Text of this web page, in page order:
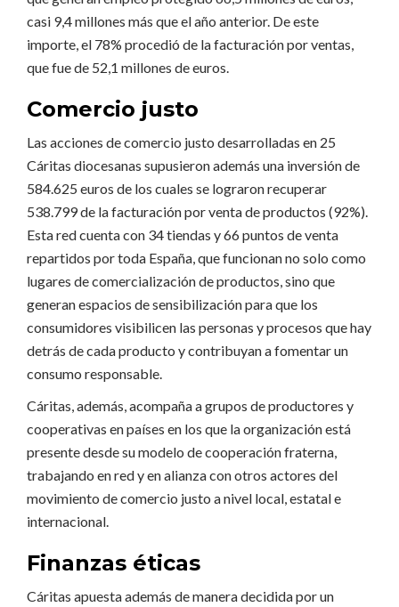
casi 9,4 millones más que el año anterior. De este
importe, el 78% procedió de la facturación por ventas,
que fue de 52,1 millones de euros.
Comercio justo
Las acciones de comercio justo desarrolladas en 25
Cáritas diocesanas supusieron además una inversión de
584.625 euros de los cuales se lograron recuperar
538.799 de la facturación por venta de productos (92%).
Esta red cuenta con 34 tiendas y 66 puntos de venta
repartidos por toda España, que funcionan no solo como
lugares de comercialización de productos, sino que
generan espacios de sensibilización para que los
consumidores visibilicen las personas y procesos que hay
detrás de cada producto y contribuyan a fomentar un
consumo responsable.
Cáritas, además, acompaña a grupos de productores y
cooperativas en países en los que la organización está
presente desde su modelo de cooperación fraterna,
trabajando en red y en alianza con otros actores del
movimiento de comercio justo a nivel local, estatal e
internacional.
Finanzas éticas
Cáritas apuesta además de manera decidida por un